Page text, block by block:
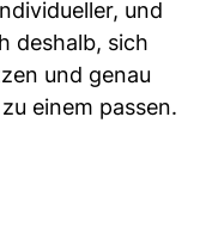
und
deshalb, sich
und genau
einem passen.